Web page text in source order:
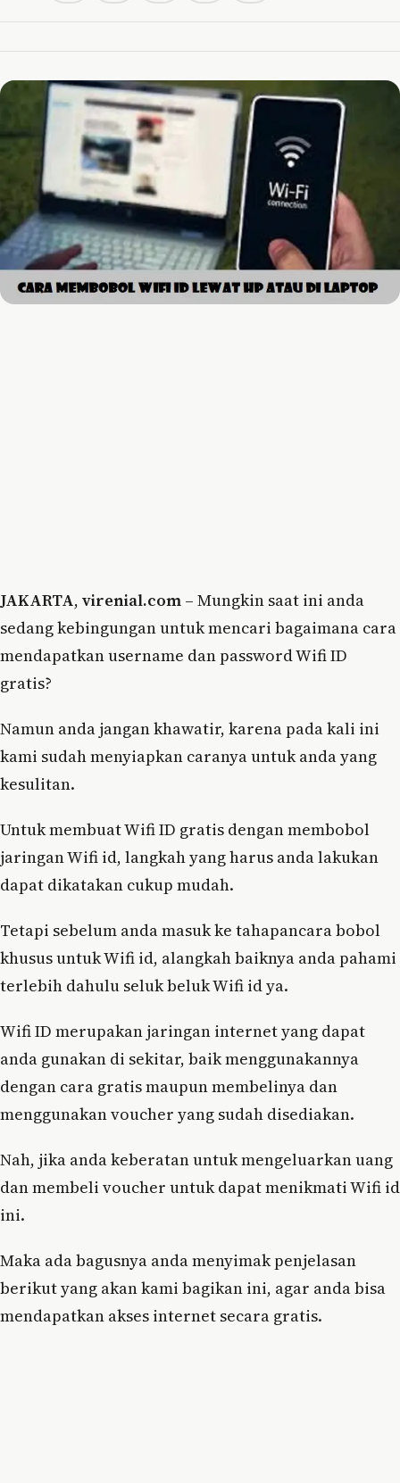
JAKARTA, virenial.com – Mungkin saat ini anda
sedang kebingungan untuk mencari bagaimana cara
mendapatkan username dan password Wifi ID
gratis?
Namun anda jangan khawatir, karena pada kali ini
kami sudah menyiapkan caranya untuk anda yang
kesulitan.
Untuk membuat Wifi ID gratis dengan membobol
jaringan Wifi id, langkah yang harus anda lakukan
dapat dikatakan cukup mudah.
Tetapi sebelum anda masuk ke tahapancara bobol
khusus untuk Wifi id, alangkah baiknya anda pahami
terlebih dahulu seluk beluk Wifi id ya.
Wifi ID merupakan jaringan internet yang dapat
anda gunakan di sekitar, baik menggunakannya
dengan cara gratis maupun membelinya dan
menggunakan voucher yang sudah disediakan.
Nah, jika anda keberatan untuk mengeluarkan uang
dan membeli voucher untuk dapat menikmati Wifi id
ini.
Maka ada bagusnya anda menyimak penjelasan
berikut yang akan kami bagikan ini, agar anda bisa
mendapatkan akses internet secara gratis.